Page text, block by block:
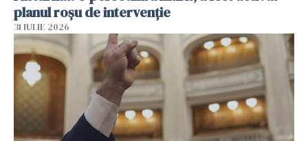
planul roșu de intervenție
31 IULIE 2026